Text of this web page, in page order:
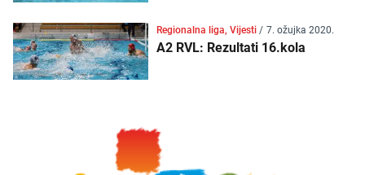
Regionalna liga, Vijesti/ 7. ožujka 2020.
A2 RVL: Rezultati 16.kola